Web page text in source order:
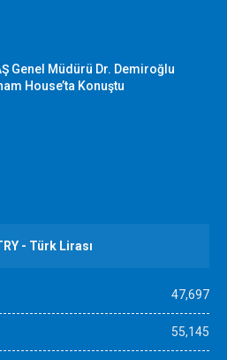
Genel Müdürü Dr. Demiroğlu
House’ta Konuştu
- Türk Lirası
47,697
55,145